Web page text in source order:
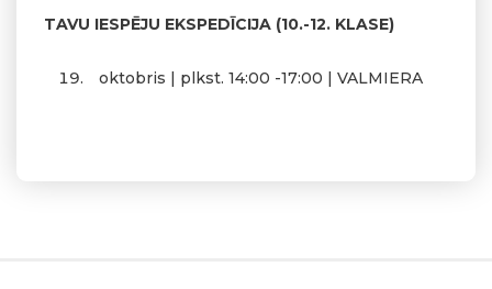
TAVU IESPĒJU EKSPEDĪCIJA (10.-12. KLASE)
oktobris | plkst. 14:00 -17:00 | VALMIERA